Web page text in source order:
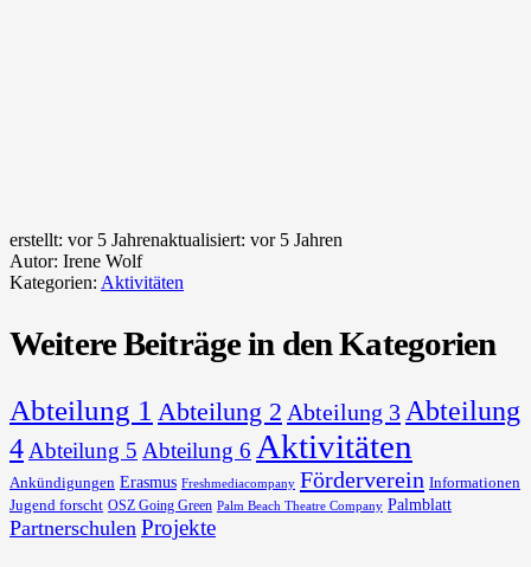
erstellt: vor 5 Jahrenaktualisiert: vor 5 Jahren
Autor: Irene Wolf
Kategorien: Aktivitäten
Weitere Beiträge in den Kategorien
Abteilung 1 Abteilung 2 Abteilung 3 Abteilung
4 Abteilung 5 Abteilung 6 Aktivitäten
Ankündigungen Erasmus Freshmediacompany Förderverein Informationen
Jugend forscht OSZ Going Green Palm Beach Theatre Company Palmblatt
Partnerschulen Projekte